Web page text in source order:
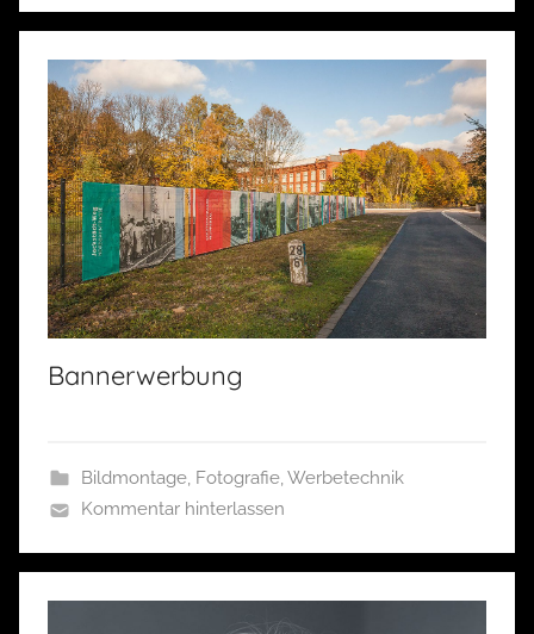
Bannerwerbung
Bildmontage, Fotografie,Werbetechnik
Kommentar hinterlassen